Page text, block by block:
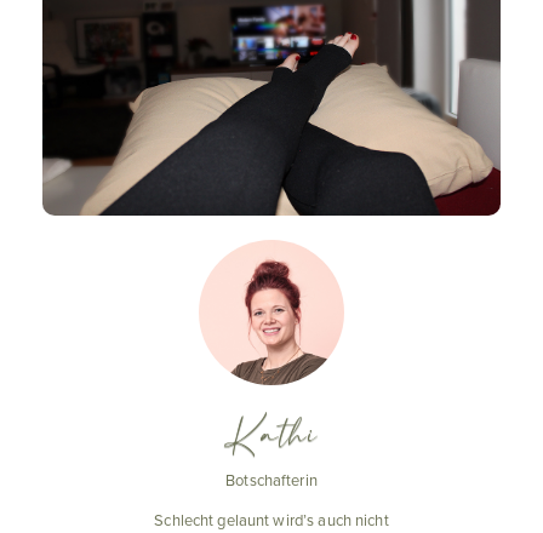
Kathi
Botschafterin
Schlecht gelaunt wird’s auch nicht